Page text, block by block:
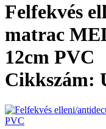
Felfekvés
matrac
12cm PVC
Cikkszám: